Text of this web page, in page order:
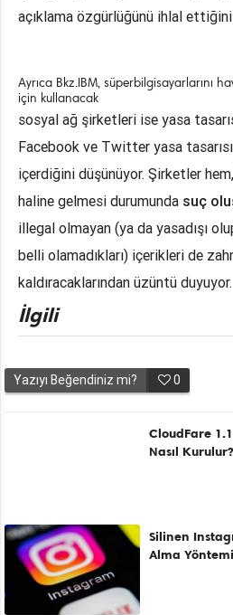
açıklama özgürlüğünü ihlal
Ayrıca Bkz.IBM, süperbilgisayarlarını
için kullanacak
sosyal ağ şirketleri ise yasa
Facebook ve Twitter yasa
içerdiğini düşünüyor. Şirketler
haline gelmesi durumunda suç
illegal olmayan (ya da yasadışı
belli olamadıkları) içerikleri de
kaldıracaklarından üzüntü duyuyor.
İlgili
Yazıyı Beğendiniz mi? 0
CloudFare
Nasıl Kurulur?
Silinen
Alma Yöntemi